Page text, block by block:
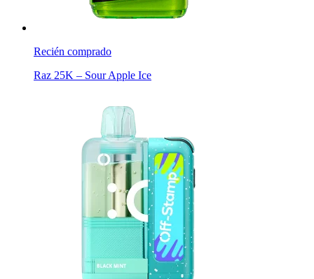
Recién comprado
Raz 25K – Sour Apple Ice